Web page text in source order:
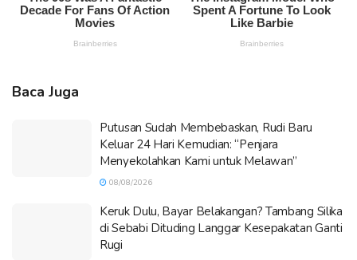
Baca Juga
Putusan Sudah Membebaskan, Rudi Baru
Keluar 24 Hari Kemudian: “Penjara
Menyekolahkan Kami untuk Melawan”
08/08/2026
Keruk Dulu, Bayar Belakangan? Tambang Silika
di Sebabi Dituding Langgar Kesepakatan Ganti
Rugi